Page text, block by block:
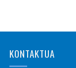
KONTAKTUA